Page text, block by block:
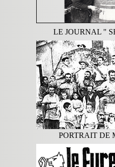
LE JOURNAL "
PORTRAIT DE